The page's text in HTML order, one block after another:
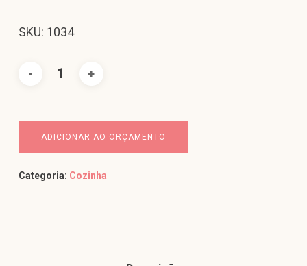
SKU: 1034
ADICIONAR AO ORÇAMENTO
Categoria: Cozinha